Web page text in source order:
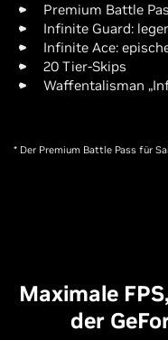
Premium Battle
Infinite Guard:
Infinite Ace:
20 Tier-Skips
Waffentalisman
* Der Premium Battle Pass für
Maximale
der